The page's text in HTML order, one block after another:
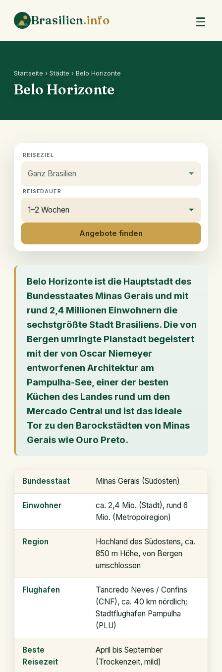
Brasilien.info
Startseite › Städte › Belo Horizonte
Belo Horizonte
REISEZIEL
REISEDAUER
Angebote finden
Belo Horizonte ist die Hauptstadt des
Bundesstaates Minas Gerais und mit
rund 2,4 Millionen Einwohnern die
sechstgrößte Stadt Brasiliens. Die von
Bergen umringte Planstadt begeistert
mit der von Oscar Niemeyer
entworfenen Architektur am
Pampulha-See, einer der besten
Küchen des Landes rund um den
Mercado Central und ist das ideale
Tor zu den Barockstädten von Minas
Gerais wie Ouro Preto.
Bundesstaat Minas Gerais (Südosten)
Einwohner
ca. 2,4 Mio. (Stadt), rund 6
Mio. (Metropolregion)
Region
Hochland des Südostens, ca.
850 m Höhe, von Bergen
umschlossen
Flughafen
Tancredo Neves / Confins
(CNF), ca. 40 km nördlich;
Stadtflughafen Pampulha
(PLU)
Beste
Reisezeit
April bis September
(Trockenzeit, mild)